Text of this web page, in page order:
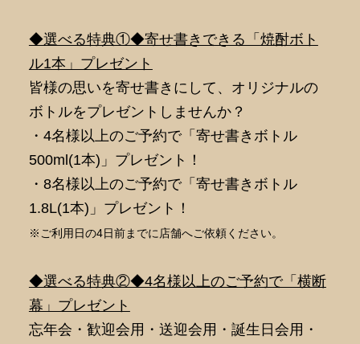
◆選べる特典①◆寄せ書きできる「焼酎ボト
ル1本」プレゼント
皆様の思いを寄せ書きにして、オリジナルの
ボトルをプレゼントしませんか？
・4名様以上のご予約で「寄せ書きボトル
500ml(1本)」プレゼント！
・8名様以上のご予約で「寄せ書きボトル
1.8L(1本)」プレゼント！
※ご利用日の4日前までに店舗へご依頼ください。
◆選べる特典②◆4名様以上のご予約で「横断
幕」プレゼント
忘年会・歓迎会用・送迎会用・誕生日会用・